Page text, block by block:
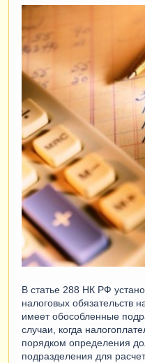
В статье 288 НК РФ
налоговых обязательств
имеет обособленные
случаи, когда
порядком определения
подразделения для